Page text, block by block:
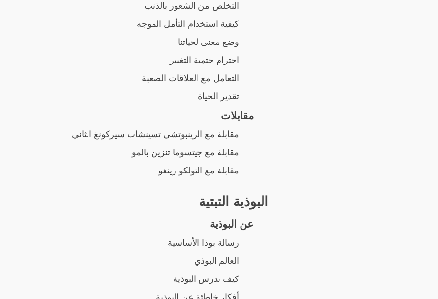
التخلص من الشعور بالذنب
كيفية استخدام التأمل الموجه
وضع معنى لحياتنا
احترام حتمية التغيير
التعامل مع العلاقات الصعبة
تقدير الحياة
مقابلات
مقابلة مع الرينبوتشي تسينشاب سيركونغ الثاني
مقابلة مع جيتسوما تنزين بالمو
مقابلة مع التولكو رينغو
البوذية التبتية
عن البوذية
رسالة بوذا الأساسية
العالم البوذي
كيف ندرس البوذية
أفكار خاطئة عن البوذية